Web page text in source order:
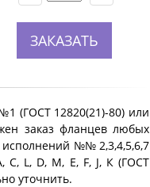
ЗАКАЗАТЬ
(ГОСТ 12820(21)-80) или
заказ фланцев любых
№№ 2,3,4,5,6,7
C, L, D, M, E, F, J, К (ГОСТ
уточнить.